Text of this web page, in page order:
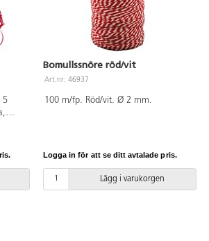
blockprogrammering och allt sparas
lokalt. Eleverna kan utforska
programmering och AI på ett säkert
och tryggt vis. Detta paket är för 32
Material: ABS. PVC-fri. Från 11 år.
5
Bomullssnöre röd/vit
Art.nr: 46937
100 m/fp. Röd/vit. Ø 2 mm.
Logga in för att se ditt avtalade pris.
Lägg i varukorgen